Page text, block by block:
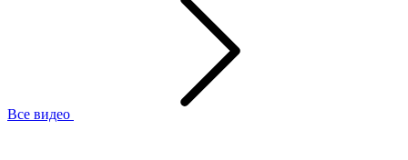
Все видео